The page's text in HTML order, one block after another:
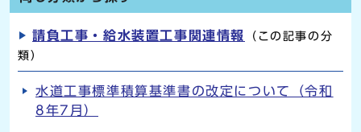
請負工事・給水装置工事関連情報
（この記事の分
類）
水道工事標準積算基準書の改定について（令和
8年7月）